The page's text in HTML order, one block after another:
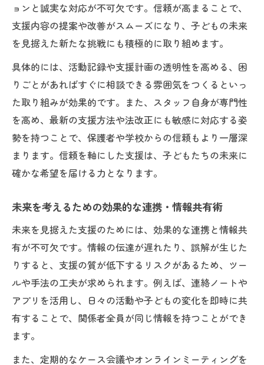
ョンと誠実な対応が不可欠です。信頼が高まることで、
支援内容の提案や改善がスムーズになり、子どもの未来
を見据えた新たな挑戦にも積極的に取り組めます。
具体的には、活動記録や支援計画の透明性を高める、困
りごとがあればすぐに相談できる雰囲気をつくるといっ
た取り組みが効果的です。また、スタッフ自身が専門性
を高め、最新の支援方法や法改正にも敏感に対応する姿
勢を持つことで、保護者や学校からの信頼もより一層深
まります。信頼を軸にした支援は、子どもたちの未来に
確かな希望を届ける力となります。
未来を考えるための効果的な連携・情報共有術
未来を見据えた支援のためには、効果的な連携と情報共
有が不可欠です。情報の伝達が遅れたり、誤解が生じた
りすると、支援の質が低下するリスクがあるため、ツー
ルや手法の工夫が求められます。例えば、連絡ノートや
アプリを活用し、日々の活動や子どもの変化を即時に共
有することで、関係者全員が同じ情報を持つことができ
ます。
また、定期的なケース会議やオンラインミーティングを